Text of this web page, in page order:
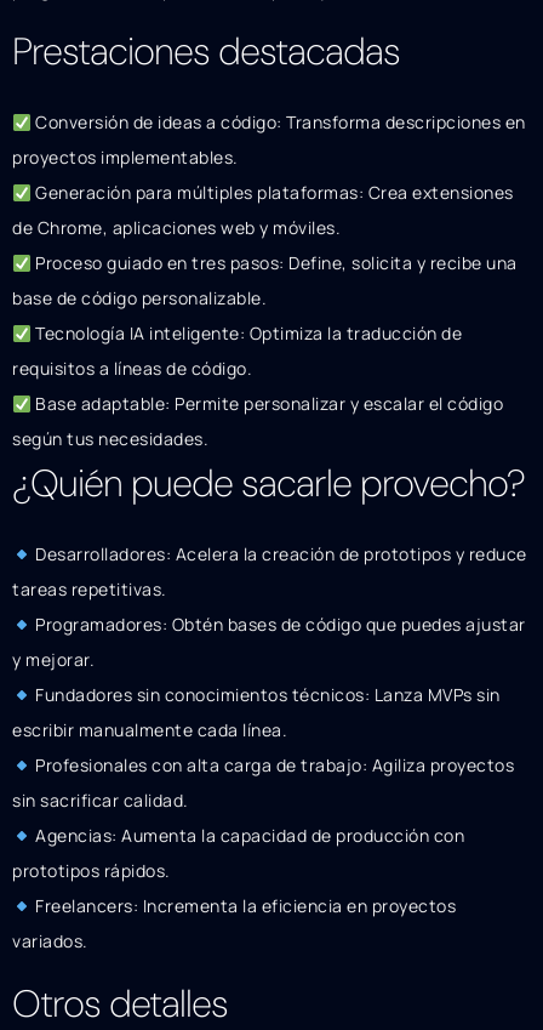
Prestaciones destacadas
Conversión de ideas a código: Transforma descripciones en
proyectos implementables.
Generación para múltiples plataformas: Crea extensiones
de Chrome, aplicaciones web y móviles.
Proceso guiado en tres pasos: Define, solicita y recibe una
base de código personalizable.
Tecnología IA inteligente: Optimiza la traducción de
requisitos a líneas de código.
Base adaptable: Permite personalizar y escalar el código
según tus necesidades.
¿Quién puede sacarle provecho?
Desarrolladores: Acelera la creación de prototipos y reduce
tareas repetitivas.
Programadores: Obtén bases de código que puedes ajustar
y mejorar.
Fundadores sin conocimientos técnicos: Lanza MVPs sin
escribir manualmente cada línea.
Profesionales con alta carga de trabajo: Agiliza proyectos
sin sacrificar calidad.
Agencias: Aumenta la capacidad de producción con
prototipos rápidos.
Freelancers: Incrementa la eficiencia en proyectos
variados.
Otros detalles